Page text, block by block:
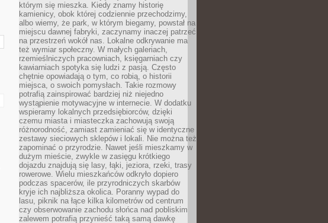
którym się mieszka. Kiedy znamy historię
kamienicy, obok której codziennie przechodzimy,
albo wiemy, że park, w którym biegamy, powstał na
miejscu dawnej fabryki, zaczynamy inaczej patrzeć
na przestrzeń wokół nas. Lokalne odkrywanie ma
też wymiar społeczny. W małych galeriach,
rzemieślniczych pracowniach, księgarniach czy
kawiarniach spotyka się ludzi z pasją. Często
chętnie opowiadają o tym, co robią, o historii
miejsca, o swoich pomysłach. Takie rozmowy
potrafią zainspirować bardziej niż niejedno
wystąpienie motywacyjne w internecie. W dodatku
wspieramy lokalnych przedsiębiorców, dzięki
czemu miasta i miasteczka zachowują swoją
różnorodność, zamiast zamieniać się w identyczne
zestawy sieciowych sklepów i lokali. Nie można też
zapominać o przyrodzie. Nawet jeśli mieszkamy w
dużym mieście, zwykle w zasięgu krótkiego
dojazdu znajdują się lasy, łąki, jeziora, rzeki, trasy
rowerowe. Wielu mieszkańców odkryło dopiero
podczas spacerów, ile przyrodniczych skarbów
kryje ich najbliższa okolica. Poranny wypad do
lasu, piknik na łące kilka kilometrów od centrum
czy obserwowanie zachodu słońca nad pobliskim
zalewem potrafią przynieść taką samą dawkę